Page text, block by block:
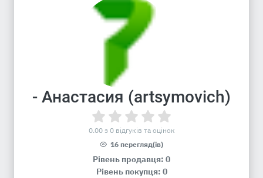
- Анастасия (artsymovich)
0.00 з 0 відгуків та оцінок
16 перегляд(ів)
Рівень продавця: 0
Рівень покупця: 0